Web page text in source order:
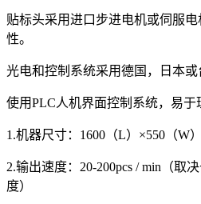
贴标头采用进口步进电机或伺服
性。
光电和控制系统采用德国，日本或
使用PLC人机界面控制系统，易于
1.机器尺寸：1600（L）×550（W
2.输出速度：20-200pcs / min（取
度）